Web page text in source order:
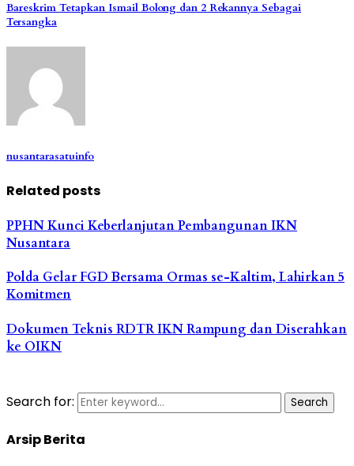
Bareskrim Tetapkan Ismail Bolong dan 2 Rekannya Sebagai
Tersangka
nusantarasatuinfo
Related posts
PPHN Kunci Keberlanjutan Pembangunan IKN
Nusantara
Polda Gelar FGD Bersama Ormas se-Kaltim, Lahirkan 5
Komitmen
Dokumen Teknis RDTR IKN Rampung dan Diserahkan
ke OIKN
Search for: Search
Arsip Berita